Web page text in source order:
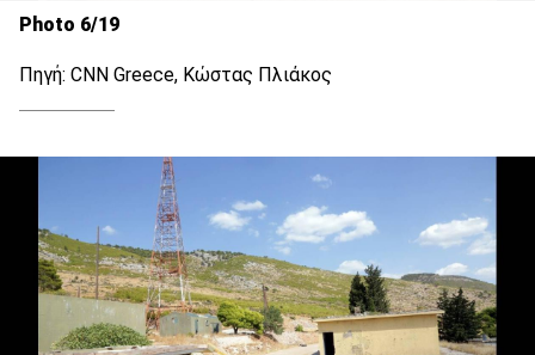
Photo 6/19
Πηγή: CNN Greece, Κώστας Πλιάκος